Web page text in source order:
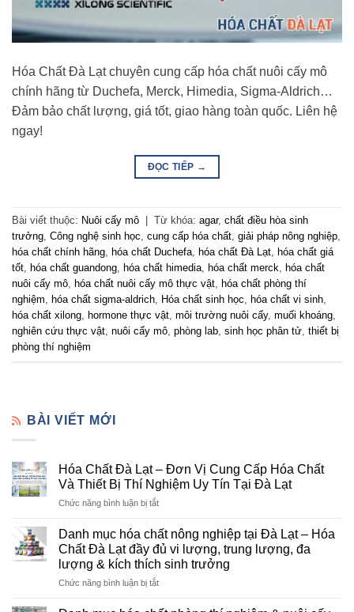
Hóa Chất Đà Lạt chuyên cung cấp hóa chất nuôi cấy mô
chính hãng từ Duchefa, Merck, Himedia, Sigma-Aldrich…
Đảm bảo chất lượng, giá tốt, giao hàng toàn quốc. Liên hệ
ngay!
ĐỌC TIẾP →
Bài viết thuộc: Nuôi cấy mô Từ khóa: agar, chất điều hòa sinh
trưởng, Công nghệ sinh học, cung cấp hóa chất, giải pháp nông nghiệp,
hóa chất chính hãng, hóa chất Duchefa, hóa chất Đà Lạt, hóa chất giá
tốt, hóa chất guandong, hóa chất himedia, hóa chất merck, hóa chất
nuôi cấy mô, hóa chất nuôi cấy mô thực vật, hóa chất phòng thí
nghiệm, hóa chất sigma-aldrich, Hóa chất sinh học, hóa chất vi sinh,
hóa chất xilong, hormone thực vật, môi trường nuôi cấy, muối khoáng,
nghiên cứu thực vật, nuôi cấy mô, phòng lab, sinh học phân tử, thiết bị
phòng thí nghiệm
BÀI VIẾT MỚI
Hóa Chất Đà Lạt – Đơn Vị Cung Cấp Hóa Chất
Và Thiết Bị Thí Nghiệm Uy Tín Tại Đà Lạt
Chức năng bình luận bị tắtở
Chất
Đà
Lạt
–
Đơn
Cung
Danh mục hóa chất nông nghiệp tại Đà Lạt – Hóa
Chất Đà Lạt đầy đủ vi lượng, trung lượng, đa
lượng & kích thích sinh trưởng
Chức năng bình luận bị tắtở
mục